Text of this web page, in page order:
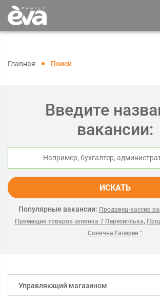
Главная Поиск
Введите
вакансии:
ИСКАТЬ
Популярные вакансии: Продавец-кассир
Приемщик товаров зупинка 7 Пересипська,
Сонячна Галерея "
Управляющий магазином